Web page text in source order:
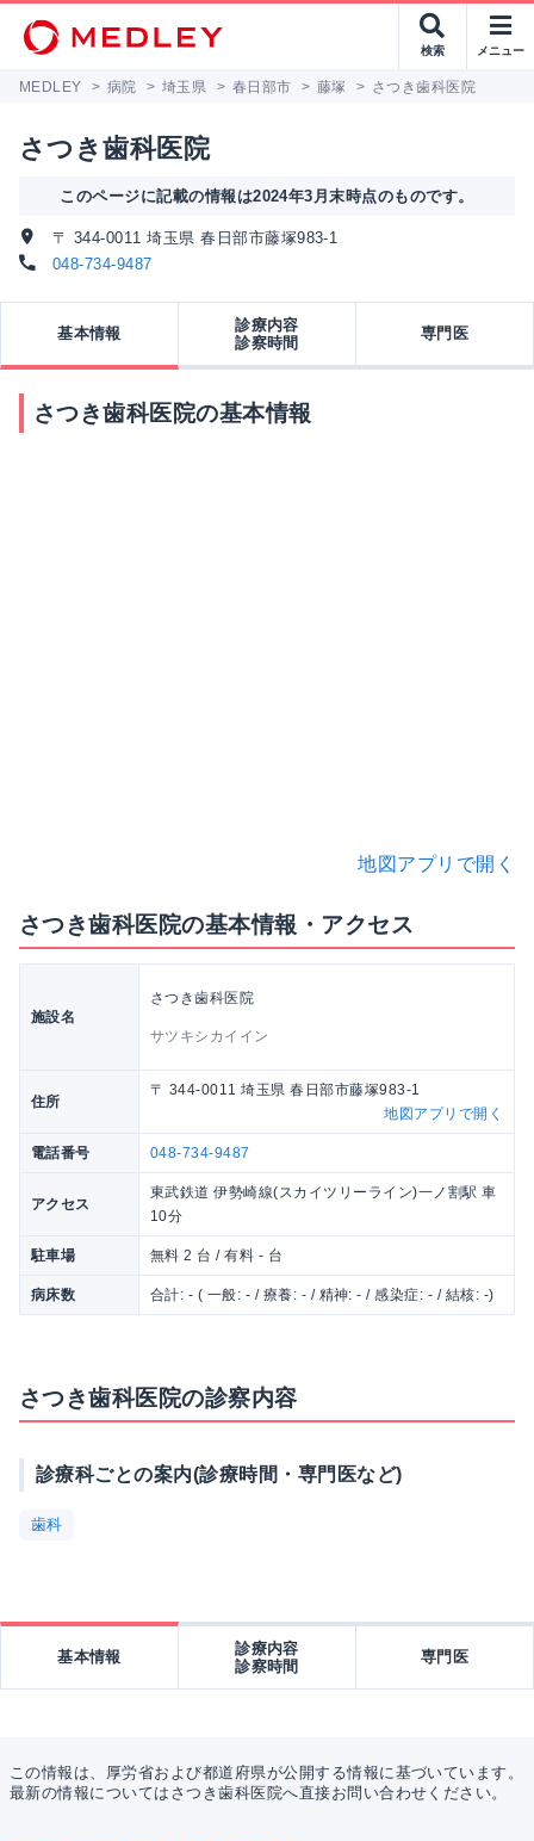
検索 メニュー
MEDLEY > 病院 > 埼玉県 > 春日部市 > 藤塚 > さつき歯科医院
さつき歯科医院
このページに記載の情報は2024年3月末時点のものです。
〒 344-0011 埼玉県 春日部市藤塚983-1
048-734-9487
基本情報
診療内容
診察時間
専門医
さつき歯科医院の基本情報
地図アプリで開く
さつき歯科医院の基本情報・アクセス
施設名
さつき歯科医院
サツキシカイイン
住所
〒 344-0011 埼玉県 春日部市藤塚983-1
地図アプリで開く
電話番号 048-734-9487
アクセス
東武鉄道 伊勢崎線(スカイツリーライン)一ノ割駅 車
10分
駐車場 無料 2 台 / 有料 - 台
病床数 合計: - ( 一般: - / 療養: - / 精神: - / 感染症: - / 結核: -)
さつき歯科医院の診察内容
診療科ごとの案内(診療時間・専門医など)
歯科
基本情報
診療内容
診察時間
専門医
この情報は、厚労省および都道府県が公開する情報に基づいています。
最新の情報についてはさつき歯科医院へ直接お問い合わせください。